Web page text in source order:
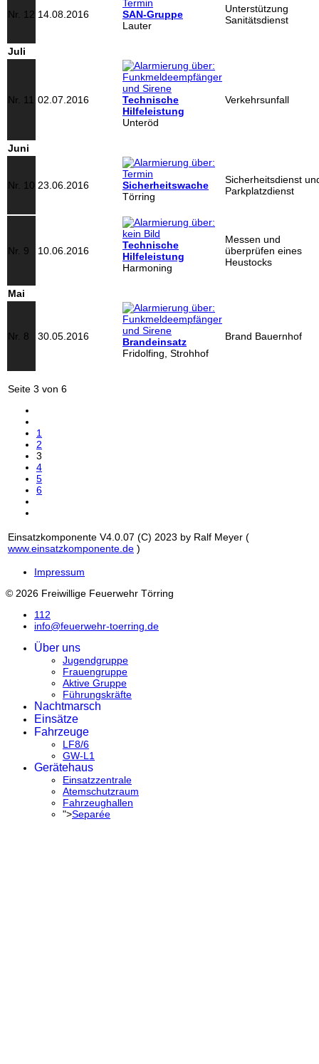
Nr. 12 14.08.2016
SAN-Gruppe
Lauter
Unterstützung
Sanitätsdienst
Juli
Nr. 11 02.07.2016
Technische
Hilfeleistung
Unteröd
Verkehrsunfall
Juni
Nr. 10 23.06.2016
Sicherheitswache
Törring
Sicherheitsdienst
Parkplatzdienst
Nr. 9 10.06.2016
Technische
Hilfeleistung
Harmoning
Messen und
überprüfen eines
Heustocks
Mai
Nr. 8 30.05.2016
Brandeinsatz
Fridolfing, Strohhof
Brand Bauernhof
Seite 3 von 6
1
2
3
4
5
6
Einsatzkomponente V4.0.07 (C) 2023 by Ralf Meyer (
www.einsatzkomponente.de )
Impressum
© 2026 Freiwillige Feuerwehr Törring
112
info@feuerwehr-toerring.de
Über uns
Jugendgruppe
Frauengruppe
Aktive Gruppe
Führungskräfte
Nachtmarsch
Einsätze
Fahrzeuge
LF8/6
GW-L1
Gerätehaus
Einsatzzentrale
Atemschutzraum
Fahrzeughallen
">Separée